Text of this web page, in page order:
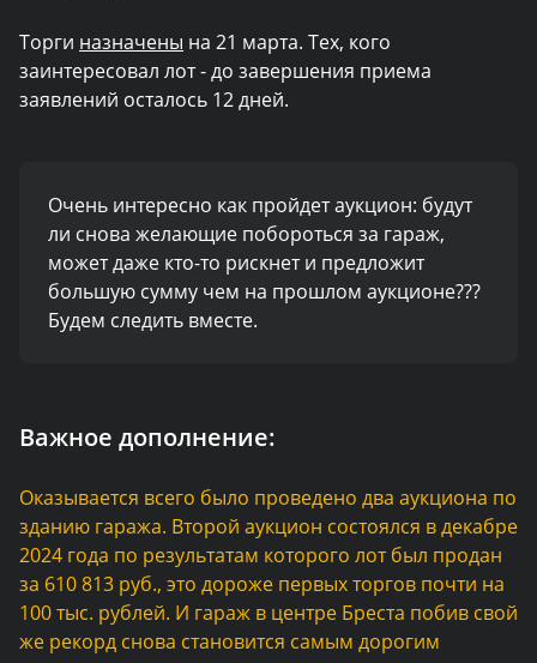
Торги назначены на 21 марта. Тех, кого
заинтересовал лот - до завершения приема
заявлений осталось 12 дней.
Очень интересно как пройдет аукцион: будут
ли снова желающие побороться за гараж,
может даже кто-то рискнет и предложит
большую сумму чем на прошлом аукционе???
Будем следить вместе.
Важное дополнение:
Оказывается всего было проведено два аукциона по
зданию гаража. Второй аукцион состоялся в декабре
2024 года по результатам которого лот был продан
за 610 813 руб., это дороже первых торгов почти на
100 тыс. рублей. И гараж в центре Бреста побив свой
же рекорд снова становится самым дорогим